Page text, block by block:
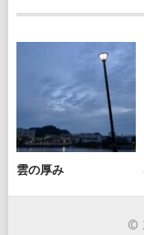
雲の厚み
©